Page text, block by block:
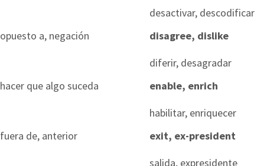
desactivar, descodificar
opuesto a, negación
disagree, dislike
diferir, desagradar
hacer que algo suceda
enable, enrich
habilitar, enriquecer
fuera de, anterior
exit, ex-president
salida, expresidente